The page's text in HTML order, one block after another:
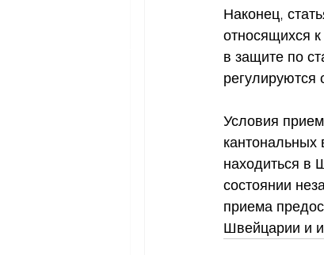
Наконец,
относящихся
в защите по
регулируются
Условия
находиться в
состоянии
приема
Швейцарии и